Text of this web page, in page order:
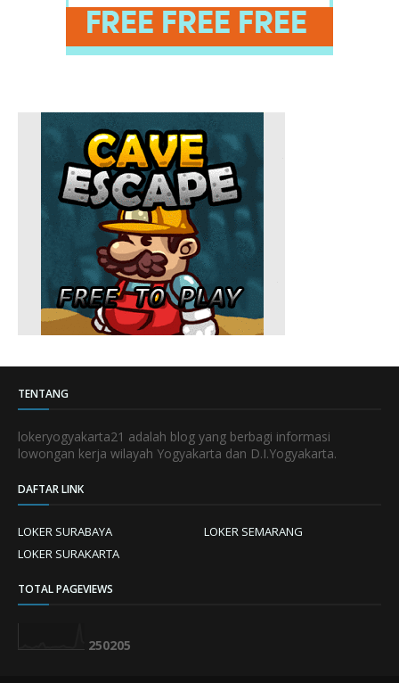
TENTANG
lokeryogyakarta21 adalah blog yang berbagi informasi
lowongan kerja wilayah Yogyakarta dan D.I.Yogyakarta.
DAFTAR LINK
LOKER SURABAYA
LOKER SEMARANG
LOKER SURAKARTA
TOTAL PAGEVIEWS
250205